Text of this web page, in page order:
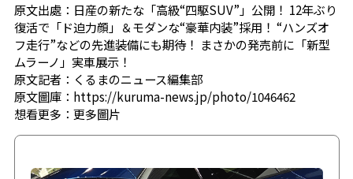
原文出處：日産の新たな「高級“四駆SUV”」公開！ 12年ぶり
復活で「ド迫力顔」＆モダンな“豪華内装”採用！ “ハンズオ
フ走行”などの先進装備にも期待！ まさかの発売前に「新型
ムラーノ」実車展示！
原文記者：くるまのニュース編集部
原文圖庫：https://kuruma-news.jp/photo/1046462
想看更多： 更多圖片